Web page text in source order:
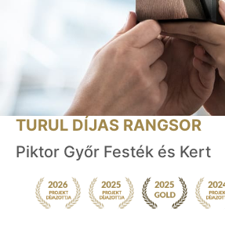
TURUL DÍJAS RANGSOR
Piktor Győr Festék és Kert